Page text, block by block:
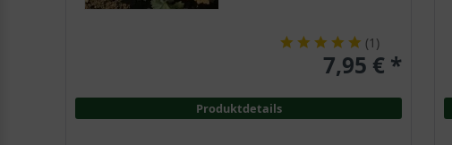
(1 )
7,95 € *
Produktdetails